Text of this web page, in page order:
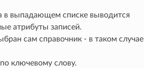
в выпадающем списке выводится
атрибуты записей.
сам справочник - в таком случае
ключевому слову.